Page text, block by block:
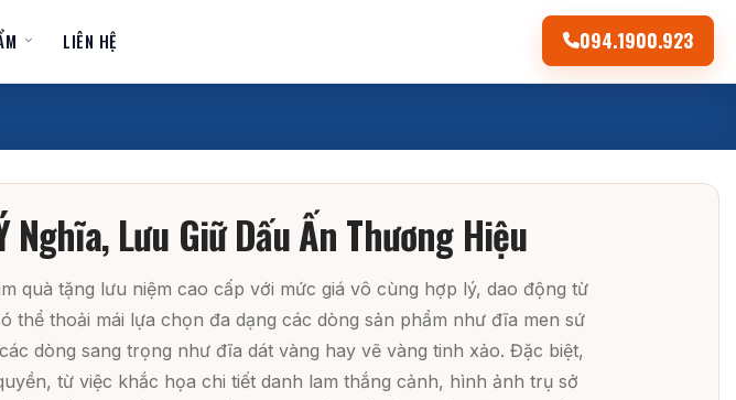
LIÊN HỆ 094.1900.923
Lưu Giữ Dấu Ấn Thương Hiệu
quà tặng lưu niệm cao cấp với mức giá vô cùng hợp lý, dao động từ
thể thoải mái lựa chọn đa dạng các dòng sản phẩm như đĩa men sứ
dòng sang trọng như đĩa dát vàng hay vẽ vàng tinh xảo. Đặc biệt,
từ việc khắc họa chi tiết danh lam thắng cảnh, hình ảnh trụ sở